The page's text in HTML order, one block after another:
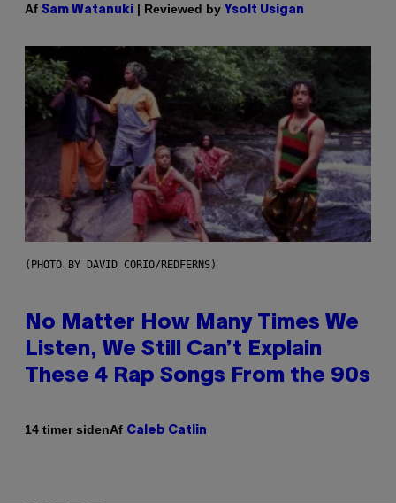
Af Sam Watanuki | Reviewed by Ysolt Usigan
(PHOTO BY DAVID CORIO/REDFERNS)
No Matter How Many Times We
Listen, We Still Can’t Explain
These 4 Rap Songs From the 90s
14 timer sidenAf Caleb Catlin